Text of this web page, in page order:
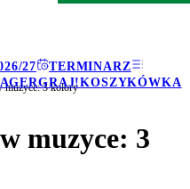
27
TERMINARZ
GRAJ!KOSZYKÓWKA
muzyce: 3 kolory
muzyce: 3